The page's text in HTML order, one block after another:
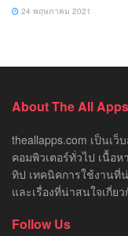
24 พฤษภาคม 2021
About The All Apps
theallapps.com เป็นเ
คอมพิวเตอร์ทั่วไป เนื้อ
ทิป เทคนิคการใช้งานที่
และเรื่องที่น่าสนใจเกี่ย
Follow Us